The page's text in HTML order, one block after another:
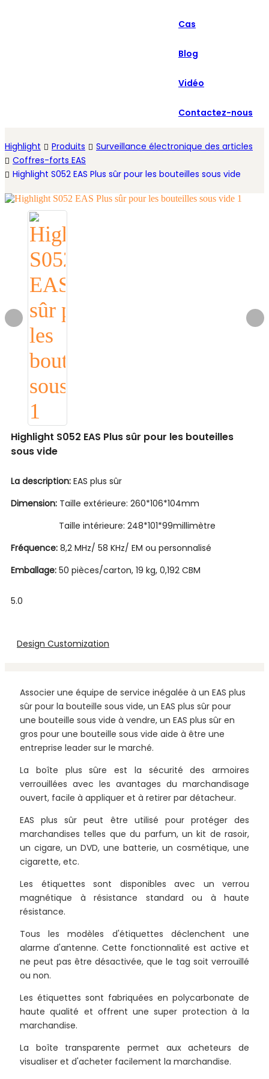
Español
Cas
Blog
Vidéo
Contactez-nous
Highlight Produits
Surveillance électronique des articles
Coffres-forts EAS
Highlight S052 EAS Plus sûr pour les bouteilles sous vide
Highlight S052 EAS Plus sûr pour les bouteilles
sous vide
La description: EAS plus sûr
Dimension: Taille extérieure: 260*106*104mm
Taille intérieure: 248*101*99millimètre
Fréquence: 8,2 MHz/ 58 KHz/ EM ou personnalisé
Emballage: 50 pièces/carton, 19 kg, 0,192 CBM
5.0
Design Customization
Associer une équipe de service inégalée à un EAS plus
sûr pour la bouteille sous vide, un EAS plus sûr pour
une bouteille sous vide à vendre, un EAS plus sûr en
gros pour une bouteille sous vide aide à être une
entreprise leader sur le marché.
La boîte plus sûre est la sécurité des armoires
verrouillées avec les avantages du marchandisage
ouvert, facile à appliquer et à retirer par détacheur.
EAS plus sûr peut être utilisé pour protéger des
marchandises telles que du parfum, un kit de rasoir,
un cigare, un DVD, une batterie, un cosmétique, une
cigarette, etc.
Les étiquettes sont disponibles avec un verrou
magnétique à résistance standard ou à haute
résistance.
Tous les modèles d'étiquettes déclenchent une
alarme d'antenne. Cette fonctionnalité est active et
ne peut pas être désactivée, que le tag soit verrouillé
ou non.
Les étiquettes sont fabriquées en polycarbonate de
haute qualité et offrent une super protection à la
marchandise.
La boîte transparente permet aux acheteurs de
visualiser et d'acheter facilement la marchandise.